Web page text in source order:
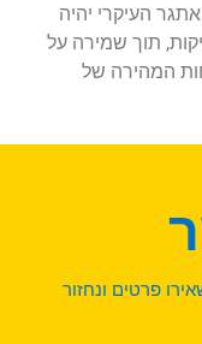
העיקרי יהיה
תוך שמירה על
המהירה של
פרטים ונחזור